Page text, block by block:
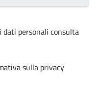
personali consulta
sulla privacy